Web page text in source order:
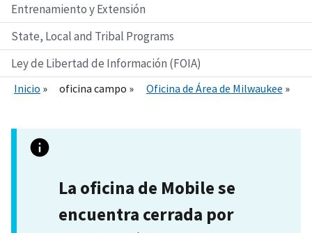
Entrenamiento y Extensión
State, Local and Tribal Programs
Ley de Libertad de Información (FOIA)
Inicio oficina campo Oficina de Área de Milwaukee
La oficina de Mobile se
encuentra cerrada por